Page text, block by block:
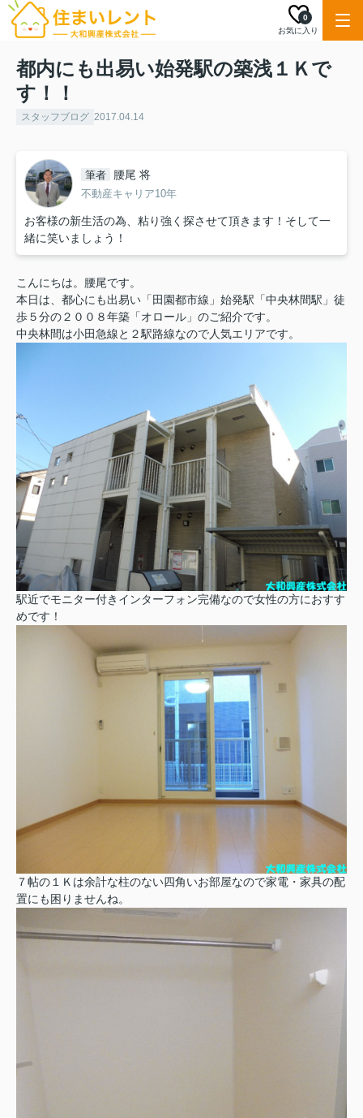
お気に入り
0
都内にも出易い始発駅の築浅１Ｋで
す！！
スタッフブログ 2017.04.14
筆者 腰尾 将
不動産キャリア10年
お客様の新生活の為、粘り強く探させて頂きます！そして一
緒に笑いましょう！
こんにちは。腰尾です。
本日は、都心にも出易い「田園都市線」始発駅「中央林間駅」徒
歩５分の２００８年築「オロール」のご紹介です。
中央林間は小田急線と２駅路線なので人気エリアです。
駅近でモニター付きインターフォン完備なので女性の方におすす
めです！
７帖の１Ｋは余計な柱のない四角いお部屋なので家電・家具の配
置にも困りませんね。